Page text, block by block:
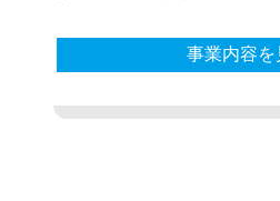
事業内容を